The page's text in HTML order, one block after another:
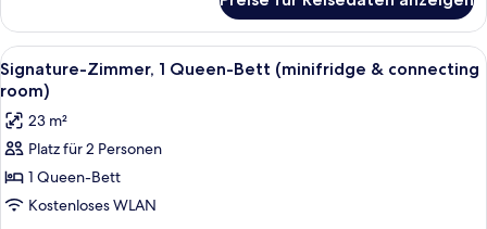
Ferienhütte,
Mehrere
Betten,
Terrasse
Alle
Fotos
für
Signature-
Zimmer,
1
Queen-
Signature-Zimmer, 1 Queen-Bett
7
Signature-Zimmer, 1 Queen-Bett (minifridge & connecting
room)
23 m²
Platz für 2 Personen
1 Queen-Bett
Kostenloses WLAN